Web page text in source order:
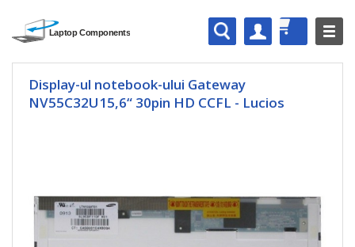
Display-ul notebook-ului Gateway
NV55C32U15,6“ 30pin HD CCFL - Lucios